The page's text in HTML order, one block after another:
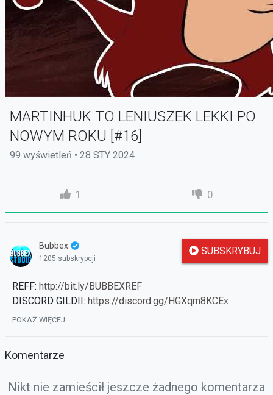
MARTINHUK TO LENIUSZEK LEKKI PO
NOWYM ROKU [#16]
99 wyświetleń • 28 STY 2024
1 0
Bubbex
1205 subskrypcji
SUBSKRYBUJ
REFF: http://bit.ly/BUBBEXREF
DISCORD GILDII: https://discord.gg/HGXqm8KCEx
https://www.facebook.com/groups/304158460057454/
fanapage:https://www.facebook.com/Bubbex/
POKAŻ WIĘCEJ
Komentarze
Nikt nie zamieścił jeszcze żadnego komentarza